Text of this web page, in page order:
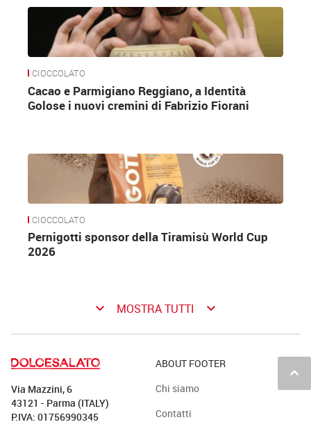
CIOCCOLATO
Cacao e Parmigiano Reggiano, a Identità
Golose i nuovi cremini di Fabrizio Fiorani
CIOCCOLATO
Pernigotti sponsor della Tiramisù World Cup
2026
keyboard_arrow_down MOSTRA TUTTI keyboard_arrow_down
keyboard_arrow_up
Via Mazzini, 6
43121 - Parma (ITALY)
P.IVA: 01756990345
ABOUT FOOTER
Chi siamo
Contatti